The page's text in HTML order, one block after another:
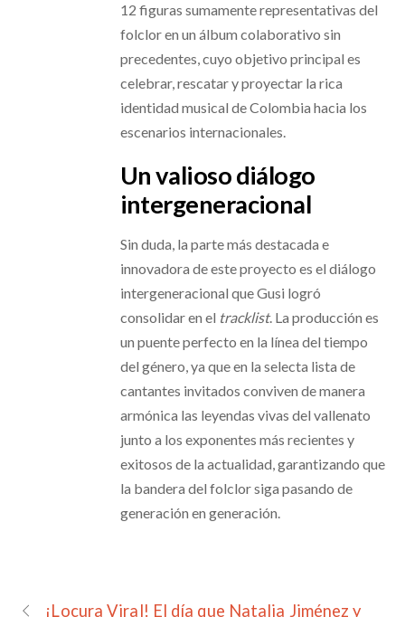
12 figuras sumamente representativas del
folclor en un álbum colaborativo sin
precedentes, cuyo objetivo principal es
celebrar, rescatar y proyectar la rica
identidad musical de Colombia hacia los
escenarios internacionales.
Un valioso diálogo
intergeneracional
Sin duda, la parte más destacada e
innovadora de este proyecto es el diálogo
intergeneracional que Gusi logró
consolidar en el tracklist. La producción es
un puente perfecto en la línea del tiempo
del género, ya que en la selecta lista de
cantantes invitados conviven de manera
armónica las leyendas vivas del vallenato
junto a los exponentes más recientes y
exitosos de la actualidad, garantizando que
la bandera del folclor siga pasando de
generación en generación.
¡Locura Viral! El día que Natalia Jiménez y